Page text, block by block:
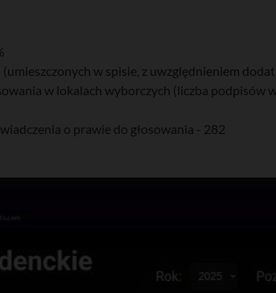
w spisie, z uwzględnieniem
w lokalach wyborczych (liczba
o prawie do głosowania - 282